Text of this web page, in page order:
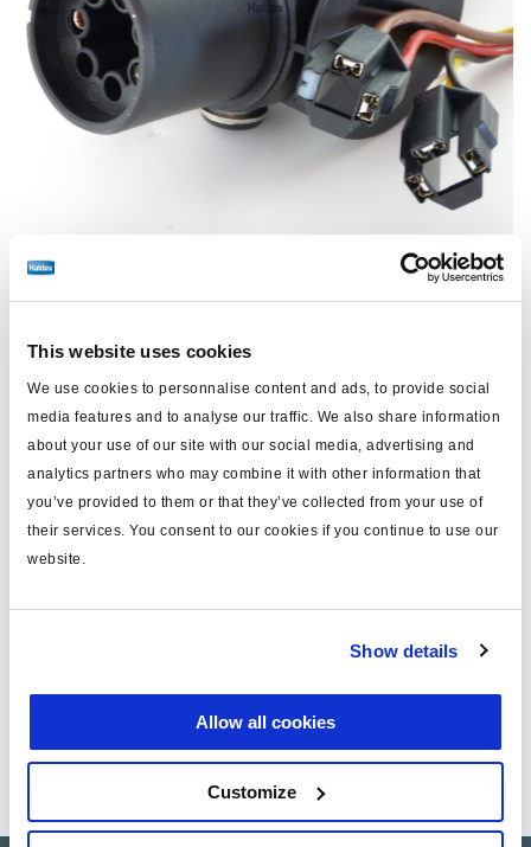
This website uses cookies
We use cookies to personnalise content and ads, to provide social
media features and to analyse our traffic. We also share information
about your use of our site with our social media, advertising and
analytics partners who may combine it with other information that
you’ve provided to them or that they’ve collected from your use of
their services. You consent to our cookies if you continue to use our
website.
Show details
Allow all cookies
Customize
Precio:
Especificaciones técnicas
tipo
Documentos
Biblioteca bibliográfica de productos